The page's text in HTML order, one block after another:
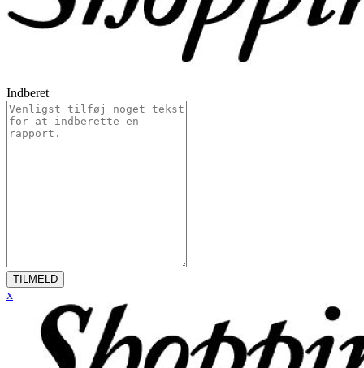
Indberet
TILMELD
x